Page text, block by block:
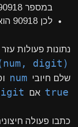
במספר 90918.
לכן 90918 הוא “ייחודי חלוקתית”.
נתונות פעולות
digit)
שלם חיובי num
true אם
כתבו פעולה